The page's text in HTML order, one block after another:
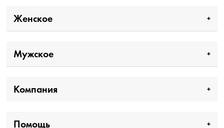
Женское
Мужское
Компания
Помощь